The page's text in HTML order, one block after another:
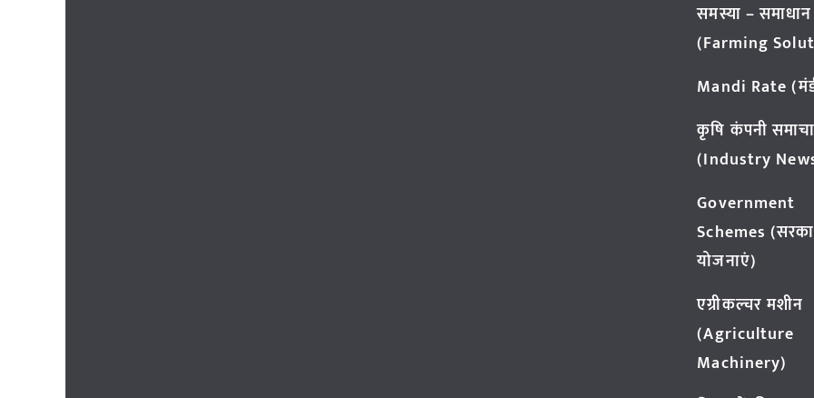
समस्या – समाधान
(Farming
Mandi Rate
कृषि कंपनी
(Industry
Government
Schemes
योजनाएं)
एग्रीकल्चर मशीन
(Agriculture
Machinery)